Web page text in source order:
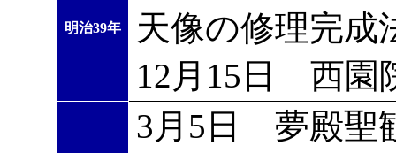
明治39年
天像の修理完成
12月15日 西園
3月5日 夢殿聖